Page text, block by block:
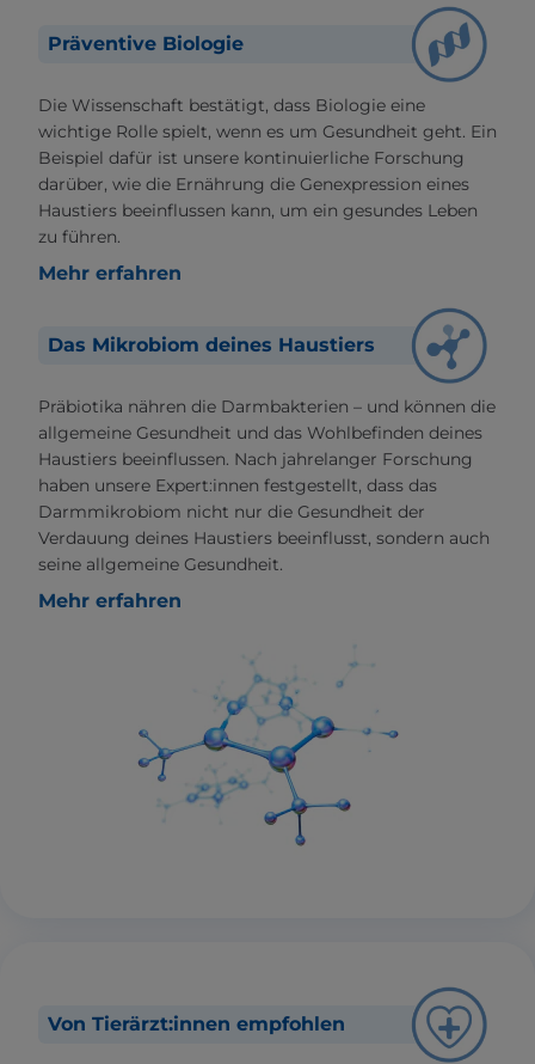
Präventive Biologie
Die Wissenschaft bestätigt, dass Biologie eine
wichtige Rolle spielt, wenn es um Gesundheit geht. Ein
Beispiel dafür ist unsere kontinuierliche Forschung
darüber, wie die Ernährung die Genexpression eines
Haustiers beeinflussen kann, um ein gesundes Leben
zu führen.
Mehr erfahren
Das Mikrobiom deines Haustiers
Präbiotika nähren die Darmbakterien – und können die
allgemeine Gesundheit und das Wohlbefinden deines
Haustiers beeinflussen. Nach jahrelanger Forschung
haben unsere Expert:innen festgestellt, dass das
Darmmikrobiom nicht nur die Gesundheit der
Verdauung deines Haustiers beeinflusst, sondern auch
seine allgemeine Gesundheit.
Mehr erfahren
Von Tierärzt:innen empfohlen